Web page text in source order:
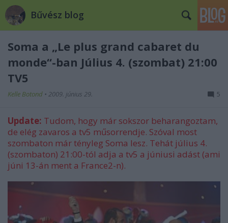
Bűvész blog
Soma a „Le plus grand cabaret du
monde“-ban Július 4. (szombat) 21:00
TV5
Kelle Botond • 2009. június 29. 5
Update: Tudom, hogy már sokszor beharangoztam,
de elég zavaros a tv5 műsorrendje. Szóval most
szombaton már tényleg Soma lesz. Tehát július 4.
(szombaton) 21:00-tól adja a tv5 a júniusi adást (ami
júni 13-án ment a France2-n).